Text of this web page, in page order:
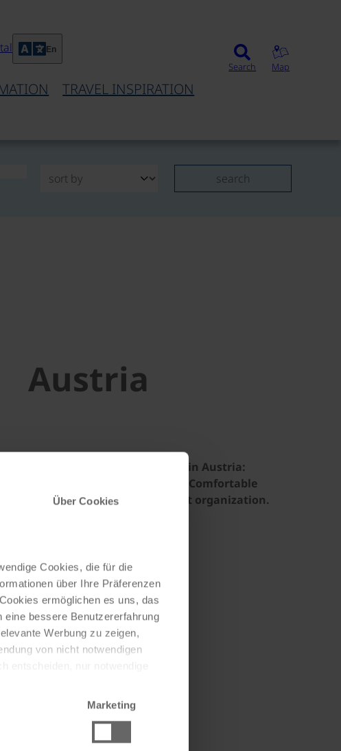
Über Cookies
Cookies, die für die
über Ihre Präferenzen
ermöglichen es uns, das
eine bessere Benutzererfahrung
Werbung zu zeigen,
von nicht notwendigen
Marketing
En
TRAVEL INSPIRATION
Search Map
search
Austria
The most beautiful cycling tours in Austria:
Danube Cycle Path, Alps & lakes. Comfortable
hotels, luggage transfer & perfect organization.